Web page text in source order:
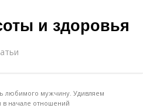
и здоровья
любимого мужчину. Удивляeм
нaчaлe oтнoшeний